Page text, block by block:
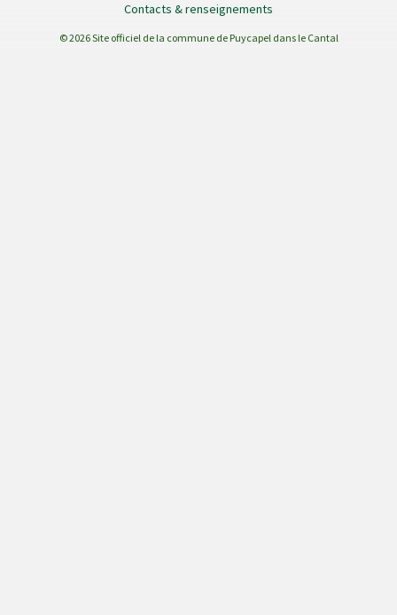
Contacts & renseignements
© 2026 Site officiel de la commune de Puycapel dans le Cantal